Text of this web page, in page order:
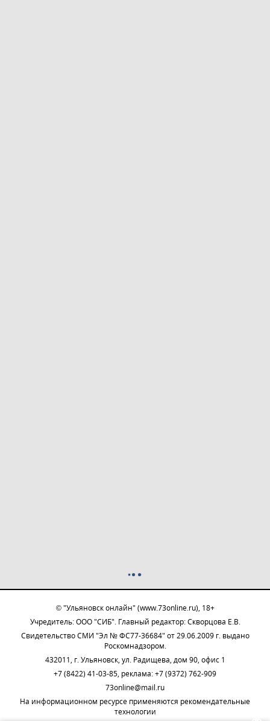
© "Ульяновск онлайн" (www.73online.ru), 18+
Учредитель: ООО "СИБ". Главный редактор: Скворцова Е.В.
Свидетельство СМИ "Эл № ФС77-36684" от 29.06.2009 г. выдано
Роскомнадзором.
432011, г. Ульяновск, ул. Радищева, дом 90, офис 1
+7 (8422) 41-03-85, реклама: +7 (9372) 762-909
73online@mail.ru
На информационном ресурсе применяются рекомендательные
технологии